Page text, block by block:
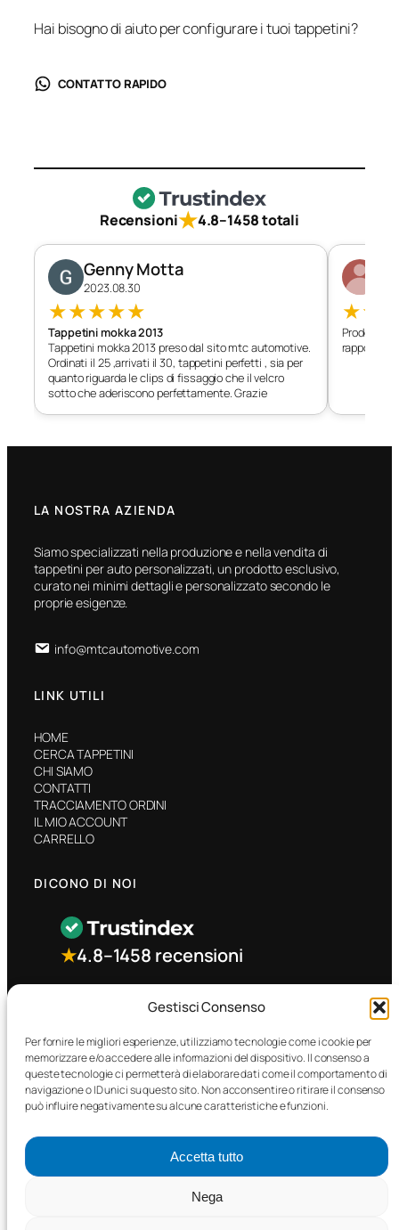
Gestisci Consenso
Per fornire le migliori esperienze, utilizziamo tecnologie come i cookie per
memorizzare e/o accedere alle informazioni del dispositivo. Il consenso a
queste tecnologie ci permetterà di elaborare dati come il comportamento di
navigazione o ID unici su questo sito. Non acconsentire o ritirare il consenso
può influire negativamente su alcune caratteristiche e funzioni.
Accetta tutto
Nega
Hai bisogno di aiuto per configurare i tuoi tappetini?
CONTATTO RAPIDO
Recensioni★4.8–1458 totali
Genny Motta
2023.08.30
★★★★★
Tappetini mokka 2013
Tappetini mokka 2013 preso dal sito mtc automotive.
Ordinati il 25 ,arrivati il 30, tappetini perfetti , sia per
quanto riguarda le clips di fissaggio che il velcro
sotto che aderiscono perfettamente. Grazie
★★
Prodotto
rapporto
LA NOSTRA AZIENDA
Siamo specializzati nella produzione e nella vendita di
tappetini per auto personalizzati, un prodotto esclusivo,
curato nei minimi dettagli e personalizzato secondo le
proprie esigenze.
info@mtcautomotive.com
LINK UTILI
HOME
CERCA TAPPETINI
CHI SIAMO
CONTATTI
TRACCIAMENTO ORDINI
IL MIO ACCOUNT
CARRELLO
DICONO DI NOI
★4.8–1458 recensioni
CONTATTO RAPIDO
Facebook
©2025 MTC Automotive s.r.l. . Tutti i diritti riservati. – P.I.